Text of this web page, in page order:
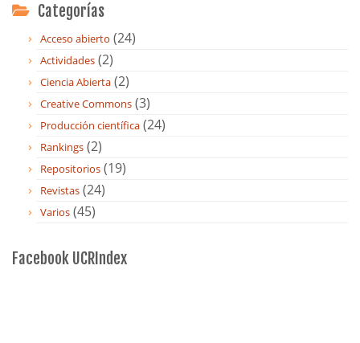
Categorías
Acceso abierto (24)
Actividades (2)
Ciencia Abierta (2)
Creative Commons (3)
Producción científica (24)
Rankings (2)
Repositorios (19)
Revistas (24)
Varios (45)
Facebook UCRIndex